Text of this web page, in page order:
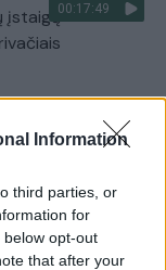
Information
third parties, or
for
opt-out
that after your
00:17:49
įstaigų